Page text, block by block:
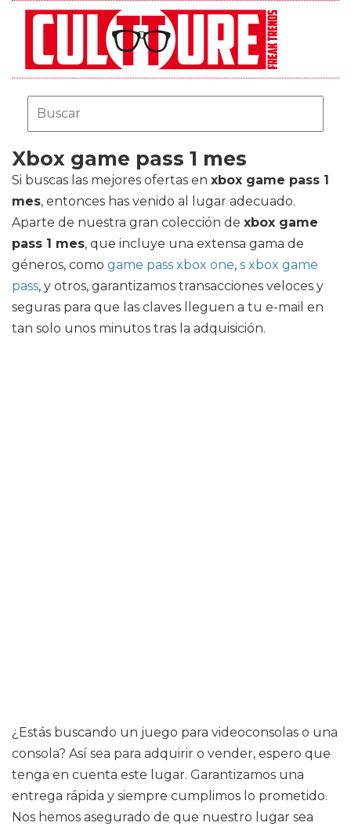
Xbox game pass 1 mes
Si buscas las mejores ofertas en xbox game pass 1
mes, entonces has venido al lugar adecuado.
Aparte de nuestra gran colección de xbox game
pass 1 mes, que incluye una extensa gama de
géneros, como game pass xbox one, s xbox game
pass, y otros, garantizamos transacciones veloces y
seguras para que las claves lleguen a tu e-mail en
tan solo unos minutos tras la adquisición.
¿Estás buscando un juego para videoconsolas o una
consola? Así sea para adquirir o vender, espero que
tenga en cuenta este lugar. Garantizamos una
entrega rápida y siempre cumplimos lo prometido.
Nos hemos asegurado de que nuestro lugar sea